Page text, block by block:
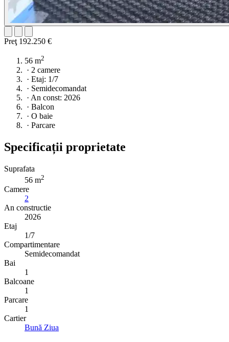
Preţ 192.250 €
56 m2
· 2 camere
· Etaj: 1/7
· Semidecomandat
· An const: 2026
· Balcon
· O baie
· Parcare
Specificații proprietate
Suprafata
56 m2
Camere
2
An constructie
2026
Etaj
1/7
Compartimentare
Semidecomandat
Bai
1
Balcoane
1
Parcare
1
Cartier
Bună Ziua